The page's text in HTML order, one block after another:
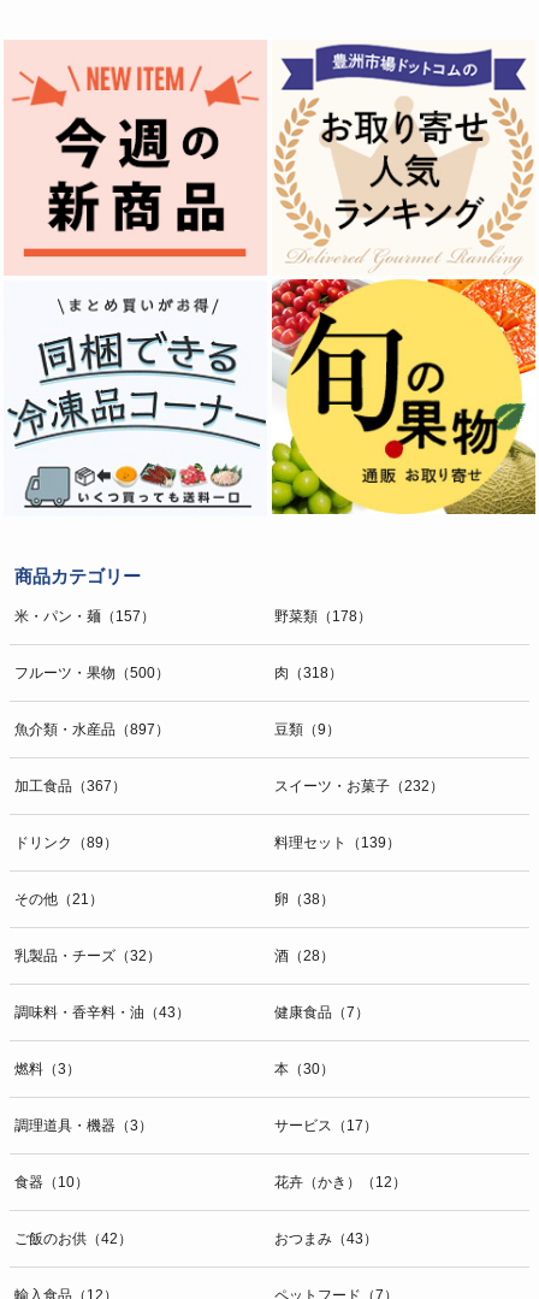
商品カテゴリー
米・パン・麺（157） 野菜類（178）
フルーツ・果物（500） 肉（318）
魚介類・水産品（897） 豆類（9）
加工食品（367） スイーツ・お菓子（232）
ドリンク（89） 料理セット（139）
その他（21） 卵（38）
乳製品・チーズ（32） 酒（28）
調味料・香辛料・油（43） 健康食品（7）
燃料（3） 本（30）
調理道具・機器（3） サービス（17）
食器（10） 花卉（かき）（12）
ご飯のお供（42） おつまみ（43）
輸入食品（12） ペットフード（7）